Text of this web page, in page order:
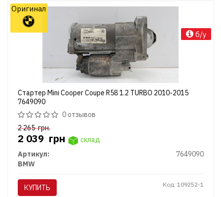
Стартер Mini Cooper Coupe R58 1.2 TURBO 2010-2015
7649090
0 отзывов
2 265грн.
2 039 грн
склад
Артикул:
7649090
BMW
КУПИТЬ Код: 109252-1
Оригинал
б/у